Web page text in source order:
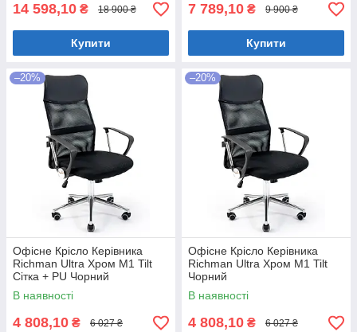
14 598,10 ₴ 18 900 ₴
Купити
7 789,10 ₴ 9 900 ₴
Купити
–20%
Офісне Крісло Керівника
Richman Ultra Хром М1 Tilt
Сітка + PU Чорний
В наявності
4 808,10 ₴ 6 027 ₴
–20%
Офісне Крісло Керівника
Richman Ultra Хром М1 Tilt
Чорний
В наявності
4 808,10 ₴ 6 027 ₴